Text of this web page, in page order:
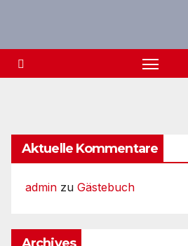
Aktuelle Kommentare
admin zu Gästebuch
Archives